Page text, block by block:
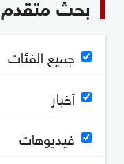
جميع الفئات
أخبار
فيديوهات